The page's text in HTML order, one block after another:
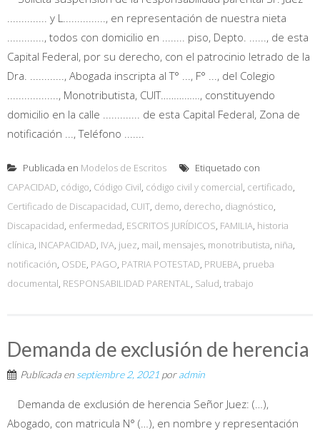
.............. y L..............., en representación de nuestra nieta
............., todos con domicilio en ........ piso, Depto. ......, de esta
Capital Federal, por su derecho, con el patrocinio letrado de la
Dra. ............, Abogada inscripta al T° ..., F° ..., del Colegio
.................., Monotributista, CUIT……………, constituyendo
domicilio en la calle ............. de esta Capital Federal, Zona de
notificación ..., Teléfono .......
Publicada en Modelos de Escritos
Etiquetado con
CAPACIDAD, código, Código Civil, código civil y comercial, certificado,
Certificado de Discapacidad, CUIT, demo, derecho, diagnóstico,
Discapacidad, enfermedad, ESCRITOS JURÍDICOS, FAMILIA, historia
clínica, INCAPACIDAD, IVA, juez, mail, mensajes, monotributista, niña,
notificación, OSDE, PAGO, PATRIA POTESTAD, PRUEBA, prueba
documental, RESPONSABILIDAD PARENTAL, Salud, trabajo
Demanda de exclusión de herencia
Publicada en septiembre 2, 2021 poradmin
Demanda de exclusión de herencia Señor Juez: (…),
Abogado, con matricula N° (…), en nombre y representación